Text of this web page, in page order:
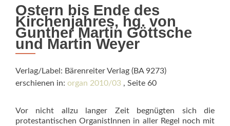
Ostern bis Ende des
Kirchenjahres, hg. von
Gunther Martin Göttsche
und Martin Weyer
Verlag/Label: Bärenreiter Verlag (BA 9273)
erschienen in: organ 2010/03 , Seite 60
Vor nicht allzu langer Zeit begnügten sich die
protestantischen OrganistInnen in aller Regel noch mit